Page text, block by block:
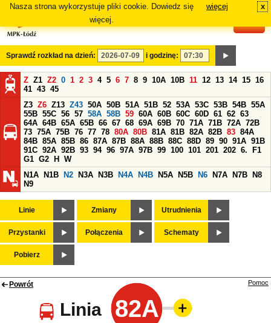
Nasza strona wykorzystuje pliki cookie. Dowiedz się
więcej.
więcej x
Sprawdź rozkład na dzień: i godzinę:
Z Z1 Z2 0 1 2 3 4 5 6 7 8 9 10A 10B 11 12 13 14 15 16
41 43 45
Z3 Z6 Z13 Z43 50A 50B 51A 51B 52 53A 53C 53B 54B 55A
55B 55C 56 57 58A 58B 59 60A 60B 60C 60D 61 62 63
64A 64B 65A 65B 66 67 68 69A 69B 70 71A 71B 72A 72B
73 75A 75B 76 77 78 80A 80B 81A 81B 82A 82B 83 84A
84B 85A 85B 86 87A 87B 88A 88B 88C 88D 89 90 91A 91B
91C 92A 92B 93 94 96 97A 97B 99 100 101 201 202 6.
F1
G1 G2 H
W
N1A
N1B N2 N3A N3B N4A N4B N5A N5B N6 N7A N7B
N8
N9
Linie Zmiany Utrudnienia
Przystanki Połączenia Schematy
Pobierz
Powrót
Linia 82A
Pomoc